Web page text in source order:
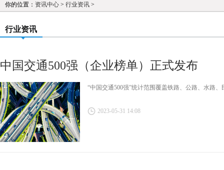
你的位置： 资讯中心 > 行业资讯 >
行业资讯
中国交通500强（企业榜单）正式发布
“中国交通500强”统计范围覆盖铁路、公路、水路
2023-05-31 14:08